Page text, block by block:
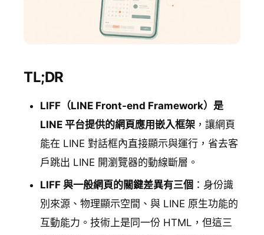
TL;DR
LIFF（LINE Front-end Framework）是
LINE 平台提供的網頁應用嵌入框架 ，讓網頁
能在 LINE 對話框內直接顯示與運行，省去客
戶跳出 LINE 開瀏覽器的動線斷層。
LIFF 與一般網頁的關鍵差異有三個 ：身份識
別來源、物理顯示空間、與 LINE 原生功能的
互動能力。技術上是同一份 HTML，但這三